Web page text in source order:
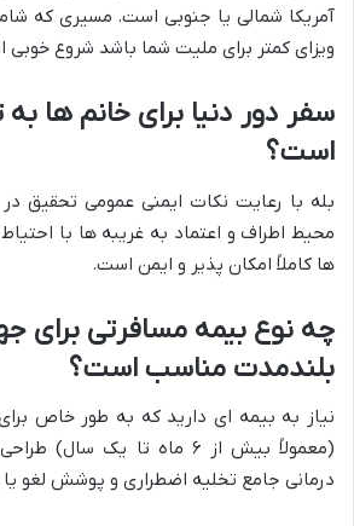
آمریکا شمالی یا جنوبی است. مسیری که
ویزای کمتر برای ملیت شما باشد شروع
سفر دور دنیا برای خانم ها به
است؟
بله با رعایت نکات ایمنی عمومی تحقیق
محیط اطراف و اعتماد به غریبه ها با
ها کاملاً امکان پذیر و ایمن است.
چه نوع بیمه مسافرتی برای
بلندمدت مناسب است؟
نیاز به بیمه ای دارید که به طور خاص
(معمولاً بیش از ۶ ماه تا یک
درمانی جامع تخلیه اضطراری و پوشش لغو یا